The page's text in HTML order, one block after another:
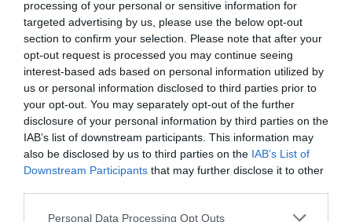
processing of your personal or sensitive information for
targeted advertising by us, please use the below opt-out
section to confirm your selection. Please note that after your
opt-out request is processed you may continue seeing
interest-based ads based on personal information utilized by
us or personal information disclosed to third parties prior to
your opt-out. You may separately opt-out of the further
disclosure of your personal information by third parties on the
IAB’s list of downstream participants. This information may
also be disclosed by us to third parties on the IAB’s List of
Downstream Participants that may further disclose it to other
Personal Data Processing Opt Outs
Podwójna edukacja przygotowuje mnie na
jutro dzięki dzisiejszym doświadczeniom.
Dlaczego edukacja dualna u nas?